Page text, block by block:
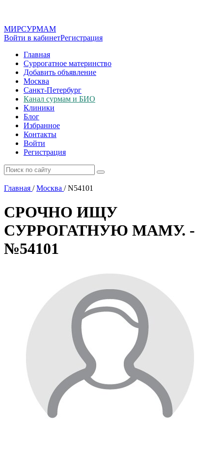
МИРСУРМАМ
Войти в кабинетРегистрация
Главная
Суррогатное материнство
Добавить объявление
Москва
Санкт-Петербург
Канал сурмам и БИО
Клиники
Блог
Избранное
Контакты
Войти
Регистрация
Главная / Москва /N54101
СРОЧНО ИЩУ
СУРРОГАТНУЮ МАМУ. -
№54101